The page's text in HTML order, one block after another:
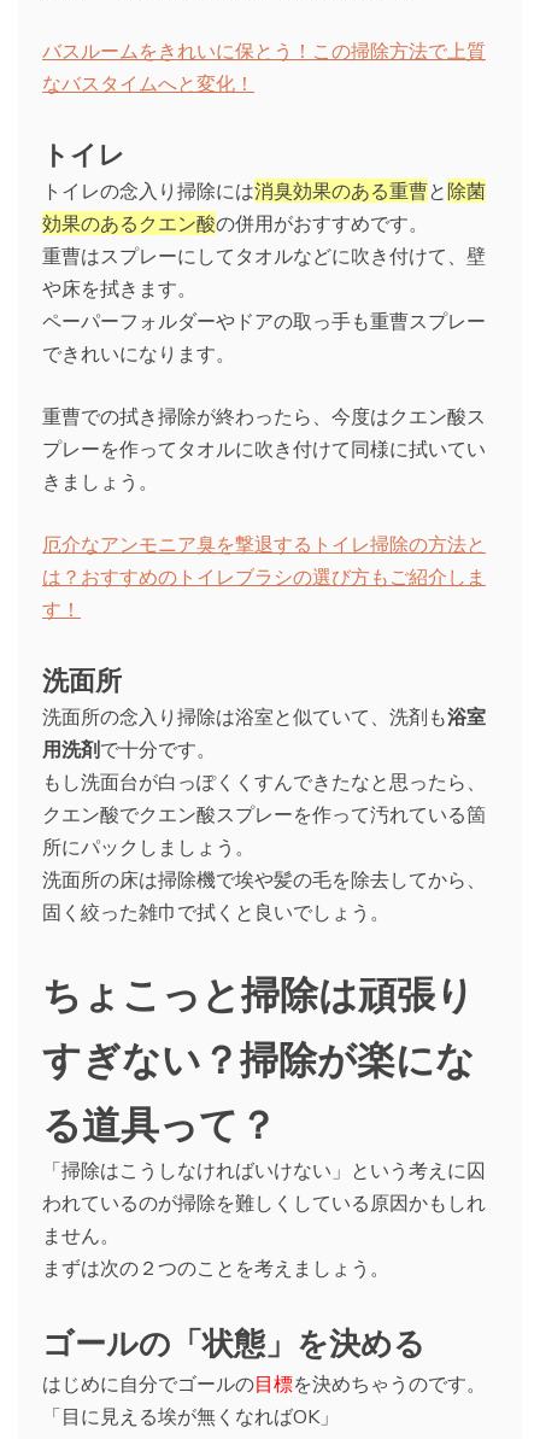
バスルームをきれいに保とう！この掃除方法で上質
なバスタイムへと変化！
トイレ
トイレの念入り掃除には消臭効果のある重曹と 除菌
効果のあるクエン酸の併用がおすすめです。
重曹はスプレーにしてタオルなどに吹き付けて、壁
や床を拭きます。
ペーパーフォルダーやドアの取っ手も重曹スプレー
できれいになります。
重曹での拭き掃除が終わったら、今度はクエン酸ス
プレーを作ってタオルに吹き付けて同様に拭いてい
きましょう。
厄介なアンモニア臭を撃退するトイレ掃除の方法と
は？おすすめのトイレブラシの選び方もご紹介しま
す！
洗面所
洗面所の念入り掃除は浴室と似ていて、洗剤も浴室
用洗剤 で十分です。
もし洗面台が白っぽくくすんできたなと思ったら、
クエン酸でクエン酸スプレーを作って汚れている箇
所にパックしましょう。
洗面所の床は掃除機で埃や髪の毛を除去してから、
固く絞った雑巾で拭くと良いでしょう。
ちょこっと掃除は頑張り
すぎない？掃除が楽にな
る道具って？
「掃除はこうしなければいけない」という考えに囚
われているのが掃除を難しくしている原因かもしれ
ません。
まずは次の２つのことを考えましょう。
ゴールの「状態」を決める
はじめに自分でゴールの目標を決めちゃうのです。
「目に見える埃が無くなればOK」